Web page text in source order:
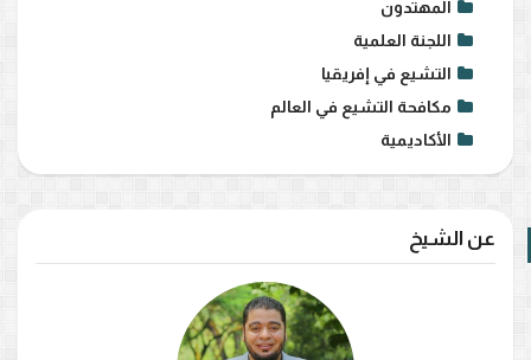
المهتدون
اللجنة العلمية
التشيع في إفريقيا
مكافحة التشيع في العالم
الأكاديمية
عن الشيخ